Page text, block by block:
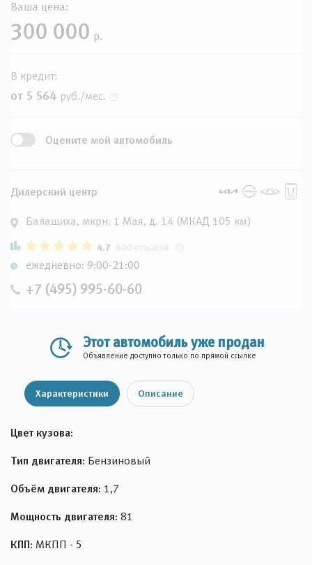
Ваша цена:
300 000 р.
В кредит:
от 5 564 руб./мес.
Оцените мой автомобиль
Дилерский центр
Балашиха, мкрн. 1 Мая, д. 14 (МКАД 105 км)
4.7 600 отзывов
ежедневно: 9:00-21:00
+7 (495) 995-60-60
Этот автомобиль уже продан
Объявление доступно только по прямой ссылке
Характеристики Описание
Цвет кузова:
Тип двигателя: Бензиновый
Объём двигателя: 1,7
Мощность двигателя: 81
КПП: МКПП - 5